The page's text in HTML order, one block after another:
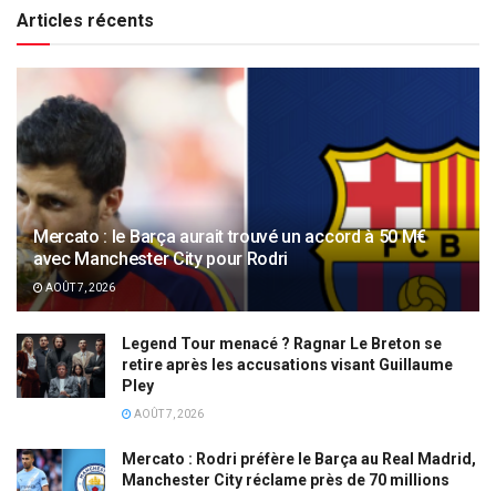
Articles récents
Mercato : le Barça aurait trouvé un accord à 50 M€
avec Manchester City pour Rodri
AOÛT 7, 2026
Legend Tour menacé ? Ragnar Le Breton se
retire après les accusations visant Guillaume
Pley
AOÛT 7, 2026
Mercato : Rodri préfère le Barça au Real Madrid,
Manchester City réclame près de 70 millions